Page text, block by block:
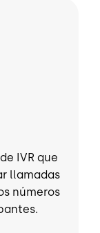
IVR que
llamadas
números